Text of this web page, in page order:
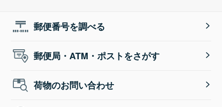
郵便番号を調べる
郵便局・ATM・ポストをさがす
荷物のお問い合わせ